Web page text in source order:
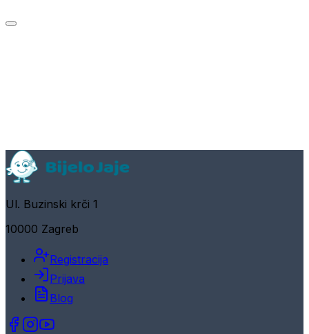
Ul. Buzinski krči 1
10000 Zagreb
Registracija
Prijava
Blog